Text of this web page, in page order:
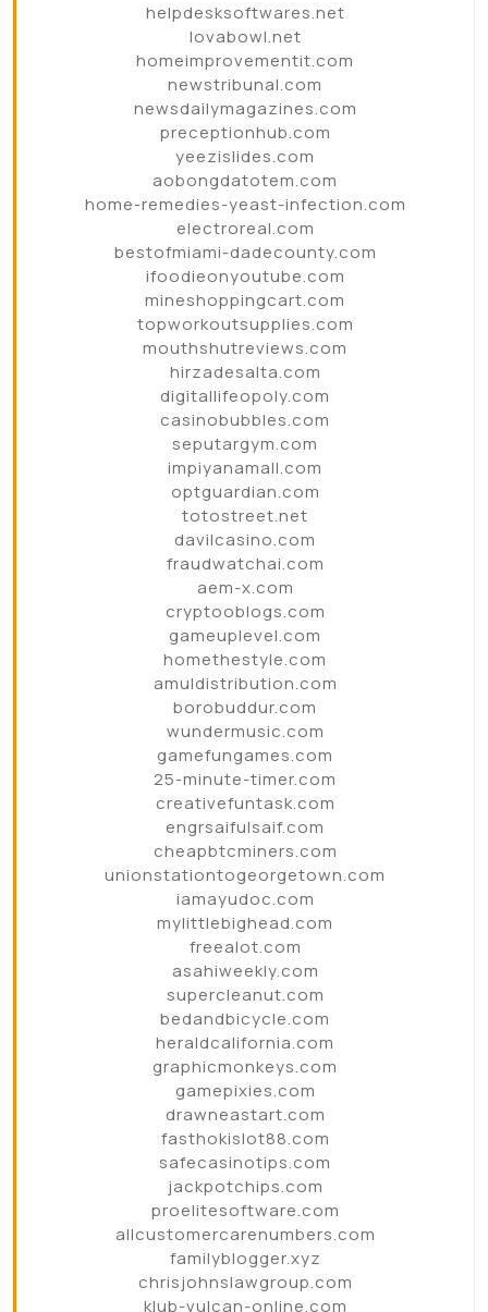
helpdesksoftwares.net
lovabowl.net
homeimprovementit.com
newstribunal.com
newsdailymagazines.com
preceptionhub.com
yeezislides.com
aobongdatotem.com
home-remedies-yeast-infection.com
electroreal.com
bestofmiami-dadecounty.com
ifoodieonyoutube.com
mineshoppingcart.com
topworkoutsupplies.com
mouthshutreviews.com
hirzadesalta.com
digitallifeopoly.com
casinobubbles.com
seputargym.com
impiyanamall.com
optguardian.com
totostreet.net
davilcasino.com
fraudwatchai.com
aem-x.com
cryptooblogs.com
gameuplevel.com
homethestyle.com
amuldistribution.com
borobuddur.com
wundermusic.com
gamefungames.com
25-minute-timer.com
creativefuntask.com
engrsaifulsaif.com
cheapbtcminers.com
unionstationtogeorgetown.com
iamayudoc.com
mylittlebighead.com
freealot.com
asahiweekly.com
supercleanut.com
bedandbicycle.com
heraldcalifornia.com
graphicmonkeys.com
gamepixies.com
drawneastart.com
fasthokislot88.com
safecasinotips.com
jackpotchips.com
proelitesoftware.com
allcustomercarenumbers.com
familyblogger.xyz
chrisjohnslawgroup.com
klub-vulcan-online.com